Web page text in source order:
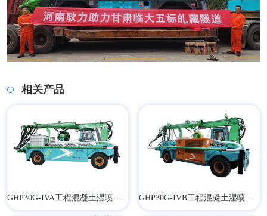
相关产品
GHP30G-IVA工程混凝土湿喷台车 GHP30G-IVB工程混凝土湿喷台车